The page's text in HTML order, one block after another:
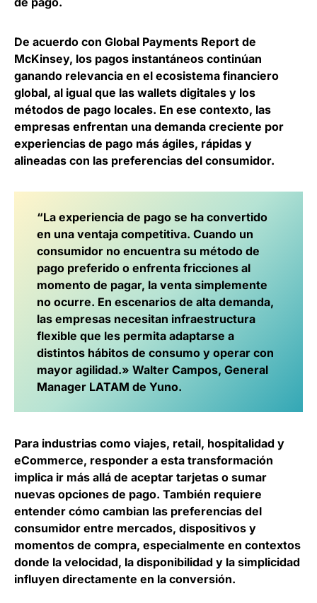
De acuerdo con Global Payments Report de
McKinsey, los pagos instantáneos continúan
ganando relevancia en el ecosistema financiero
global, al igual que las wallets digitales y los
métodos de pago locales. En ese contexto, las
empresas enfrentan una demanda creciente por
experiencias de pago más ágiles, rápidas y
alineadas con las preferencias del consumidor.
“La experiencia de pago se ha convertido
en una ventaja competitiva. Cuando un
consumidor no encuentra su método de
pago preferido o enfrenta fricciones al
momento de pagar, la venta simplemente
no ocurre. En escenarios de alta demanda,
las empresas necesitan infraestructura
flexible que les permita adaptarse a
distintos hábitos de consumo y operar con
mayor agilidad.» Walter Campos, General
Manager LATAM de Yuno.
Para industrias como viajes, retail, hospitalidad y
eCommerce, responder a esta transformación
implica ir más allá de aceptar tarjetas o sumar
nuevas opciones de pago. También requiere
entender cómo cambian las preferencias del
consumidor entre mercados, dispositivos y
momentos de compra, especialmente en contextos
donde la velocidad, la disponibilidad y la simplicidad
influyen directamente en la conversión.